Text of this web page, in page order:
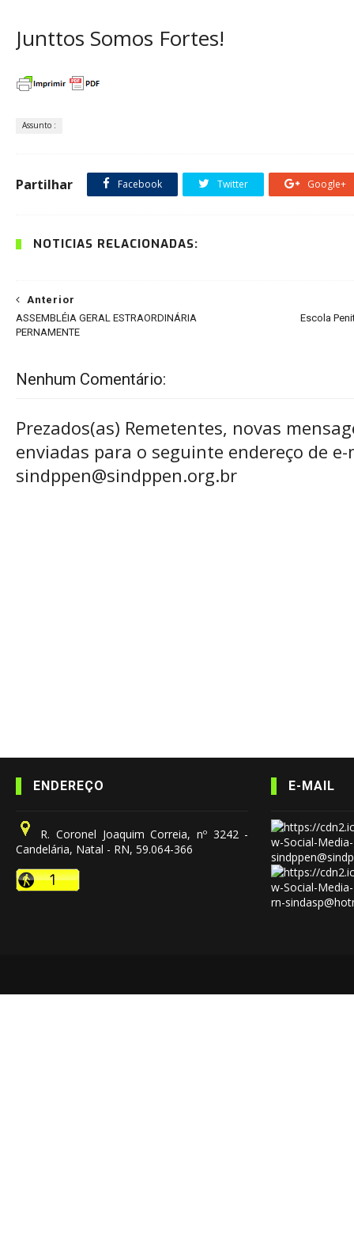
Junttos Somos Fortes!
Assunto :
Partilhar Facebook Twitter Google+
NOTÍCIAS RELACIONADAS:
Escola
Anterior
ASSEMBLÉIA GERAL ESTRAORDINÁRIA
PERNAMENTE
Nenhum Comentário:
Prezados(as) Remetentes, novas
enviadas para o seguinte endereço de e-
sindppen@sindppen.org.br
ENDEREÇO
R. Coronel Joaquim Correia, nº 3242 -
Candelária, Natal - RN, 59.064-366
E-MAIL
rn-